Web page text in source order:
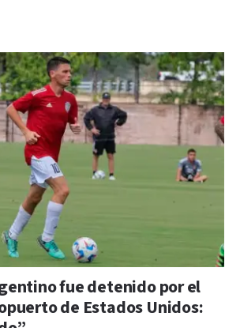
fue detenido por el
de Estados Unidos: